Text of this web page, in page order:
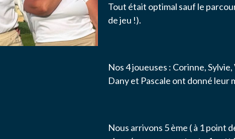
Tout était optimal sauf le
de jeu !).
Nos 4 joueuses : Corinne,
Dany et Pascale ont donné leur
Nous arrivons 5 ème ( à 1 point